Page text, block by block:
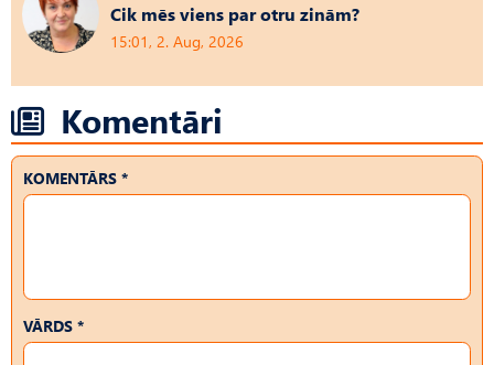
Cik mēs viens par otru zinām?
15:01, 2. Aug, 2026
Komentāri
KOMENTĀRS *
VĀRDS *